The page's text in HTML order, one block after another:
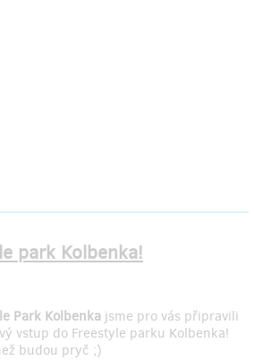
park Kolbenka!
Park Kolbenka jsme pro vás připravili
vstup do Freestyle parku Kolbenka!
budou pryč ;)